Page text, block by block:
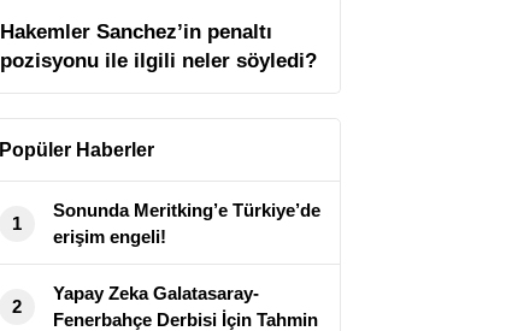
Hakemler Sanchez’in penaltı
pozisyonu ile ilgili neler söyledi?
Popüler Haberler
1
Sonunda Meritking’e Türkiye’de
erişim engeli!
2
Yapay Zeka Galatasaray-
Fenerbahçe Derbisi İçin Tahmin